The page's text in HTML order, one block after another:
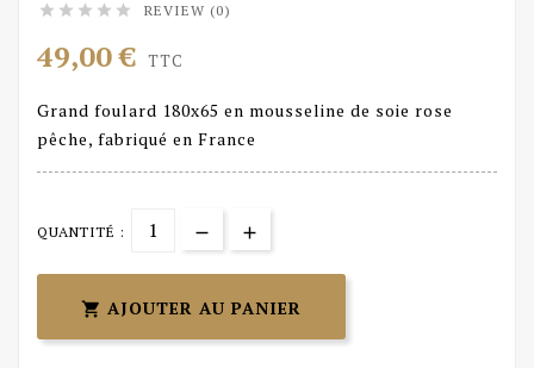
     REVIEW (0)
49,00 € TTC
Grand foulard 180x65 en mousseline de soie rose
pêche, fabriqué en France
QUANTITÉ :
 AJOUTER AU PANIER